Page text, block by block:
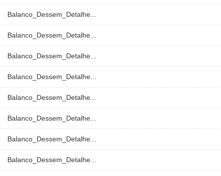
Balanco_Dessem_Detalhe...
Balanco_Dessem_Detalhe...
Balanco_Dessem_Detalhe...
Balanco_Dessem_Detalhe...
Balanco_Dessem_Detalhe...
Balanco_Dessem_Detalhe...
Balanco_Dessem_Detalhe...
Balanco_Dessem_Detalhe...